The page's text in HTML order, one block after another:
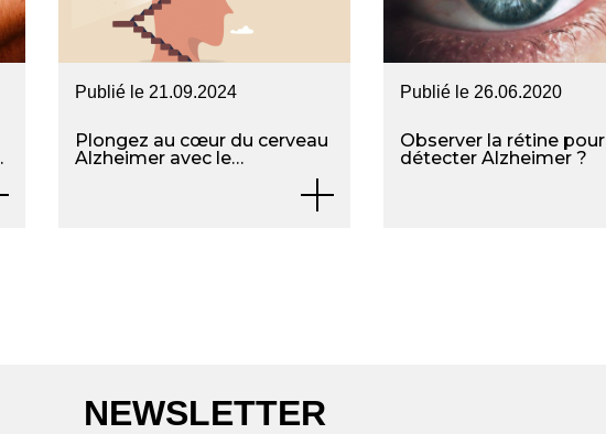
Publié le 21.09.2024
Plongez au cœur du cerveau
Alzheimer avec le
Publié le 26.06.2020
Observer la rétine pour
détecter Alzheimer ?
NEWSLETTER